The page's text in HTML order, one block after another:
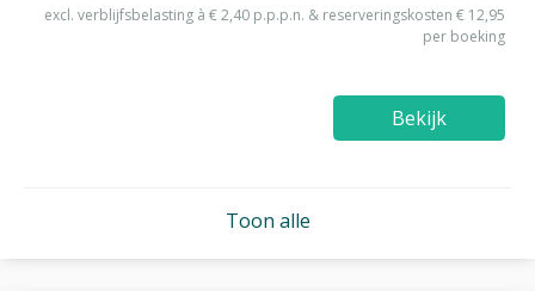
excl. verblijfsbelasting à € 2,40 p.p.p.n. & reserveringskosten € 12,95
per boeking
Bekijk
Toon alle